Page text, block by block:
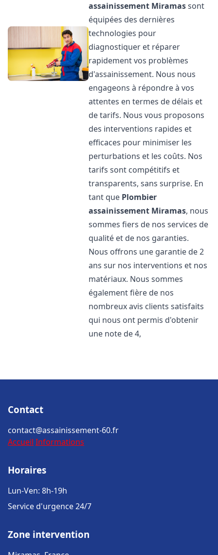
assainissement Miramassont
équipées des dernières
technologies pour
diagnostiquer et réparer
rapidement vos problèmes
d'assainissement. Nous nous
engageons à répondre à vos
attentes en termes de délais et
de tarifs. Nous vous proposons
des interventions rapides et
efficaces pour minimiser les
perturbations et les coûts. Nos
tarifs sont compétitifs et
transparents, sans surprise. En
tant que Plombier
assainissement Miramas, nous
sommes fiers de nos services de
qualité et de nos garanties.
Nous offrons une garantie de 2
ans sur nos interventions et nos
matériaux. Nous sommes
également fière de nos
nombreux avis clients satisfaits
qui nous ont permis d'obtenir
une note de 4,
Contact
contact@assainissement-60.fr
Accueil Informations
Horaires
Lun-Ven: 8h-19h
Service d'urgence 24/7
Zone intervention